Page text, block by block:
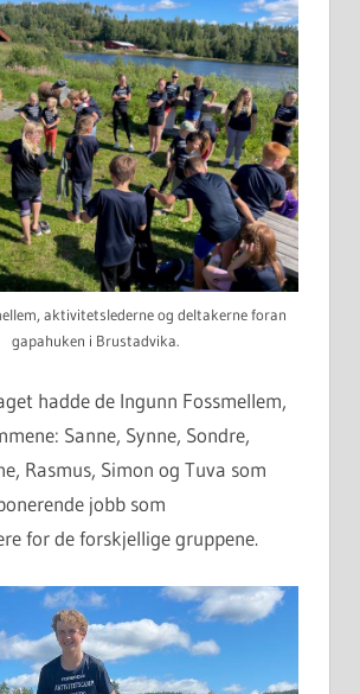
aktivitetslederne og deltakerne foran
gapahuken i Brustadvika.
hadde de Ingunn Fossmellem,
Sanne, Synne, Sondre,
Rasmus, Simon og Tuva som
jobb som
for de forskjellige gruppene.